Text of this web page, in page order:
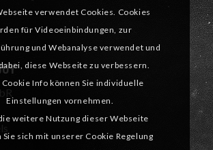
verwendet Cookies. Cookies
für Videoeinbindungen, zur
und Webanalyse verwendet und
diese Webseite zu verbessern.
Info können Sie individuelle
Einstellungen vornehmen.
weitere Nutzung dieser Webseite
Sie sich mit unserer Cookie Regelung